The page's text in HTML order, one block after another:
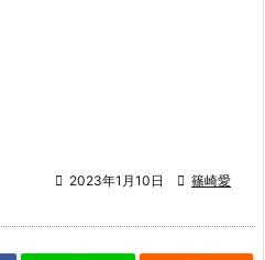
 2023年1月10日  篠崎愛